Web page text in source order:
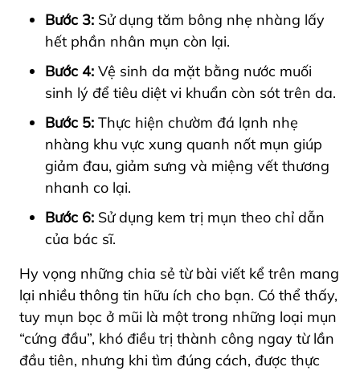
Bước 3: Sử dụng tăm bông nhẹ nhàng lấy
hết phần nhân mụn còn lại.
Bước 4: Vệ sinh da mặt bằng nước muối
sinh lý để tiêu diệt vi khuẩn còn sót trên da.
Bước 5: Thực hiện chườm đá lạnh nhẹ
nhàng khu vực xung quanh nốt mụn giúp
giảm đau, giảm sưng và miệng vết thương
nhanh co lại.
Bước 6: Sử dụng kem trị mụn theo chỉ dẫn
của bác sĩ.
Hy vọng những chia sẻ từ bài viết kể trên mang
lại nhiều thông tin hữu ích cho bạn. Có thể thấy,
tuy mụn bọc ở mũi là một trong những loại mụn
“cứng đầu”, khó điều trị thành công ngay từ lần
đầu tiên, nhưng khi tìm đúng cách, được thực